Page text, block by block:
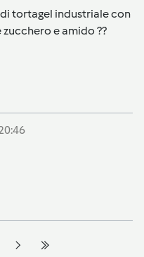
tortagel industriale con
e amido ??